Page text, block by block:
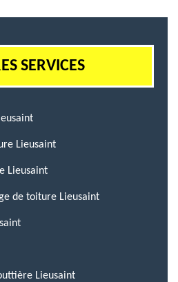
SERVICES
Lieusaint
Lieusaint
de toiture Lieusaint
Lieusaint